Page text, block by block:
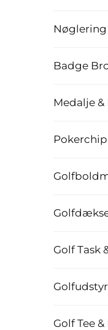
Nøglering
Badge
Medalje
Pokerchip
Golf Task
Golf Tee